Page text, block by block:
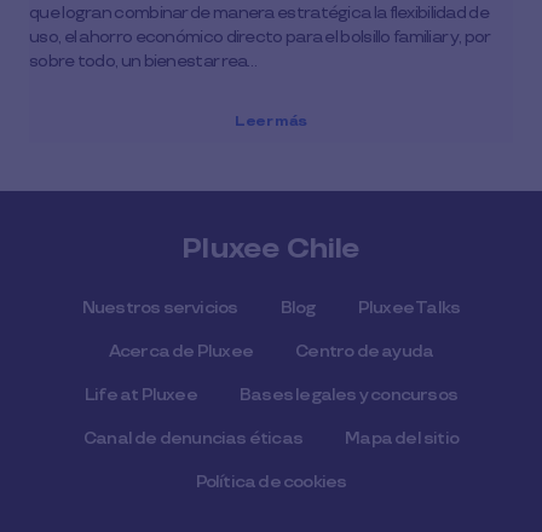
que logran combinar de manera estratégica la flexibilidad de
uso, el ahorro económico directo para el bolsillo familiar y, por
sobre todo, un bienestar rea…
Leer más
Pluxee Chile
Nuestros servicios Blog Pluxee Talks
Acerca de Pluxee Centro de ayuda
Life at Pluxee Bases legales y concursos
Canal de denuncias éticas Mapa del sitio
Política de cookies